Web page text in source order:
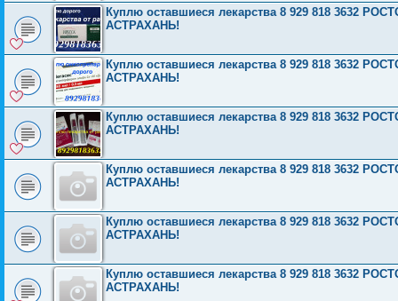
Куплю оставшиеся лекарства 8 929 818 3632
АСТРАХАНЬ!
Куплю оставшиеся лекарства 8 929 818 3632
АСТРАХАНЬ!
Куплю оставшиеся лекарства 8 929 818 3632
АСТРАХАНЬ!
Куплю оставшиеся лекарства 8 929 818 3632
АСТРАХАНЬ!
Куплю оставшиеся лекарства 8 929 818 3632
АСТРАХАНЬ!
Куплю оставшиеся лекарства 8 929 818 3632
АСТРАХАНЬ!